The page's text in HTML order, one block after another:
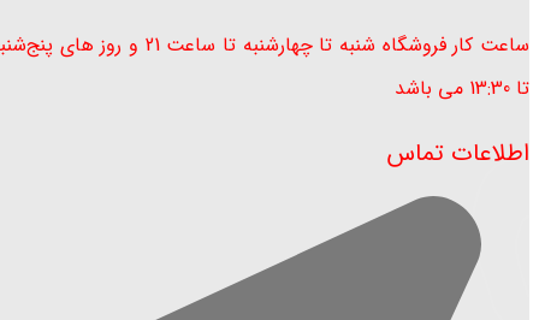
ساعت کار فروشگاه شنبه تا چهارشنبه تا ساعت 21 و روز های
تا 13:30 می باشد ​
اطلاعات تماس